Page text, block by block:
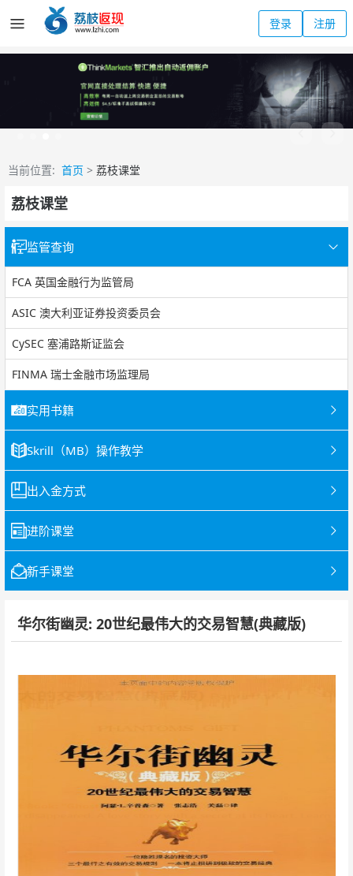
登录 注册
当前位置: 首页 > 荔枝课堂
荔枝课堂
监管查询
FCA 英国金融行为监管局
ASIC 澳大利亚证券投资委员会
CySEC 塞浦路斯证监会
FINMA 瑞士金融市场监理局
实用书籍
Skrill（MB）操作教学
出入金方式
进阶课堂
新手课堂
华尔街幽灵: 20世纪最伟大的交易智慧(典藏版)